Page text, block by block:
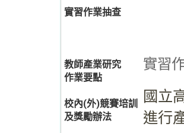
實習作業抽查
教師產業研究
作業要點
校內(外)競賽培訓
及獎勵辦法
實習
國立
進行